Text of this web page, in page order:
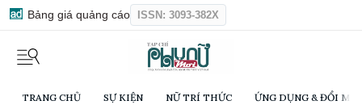
Bảng giá quảng cáo ISSN: 3093-382X
TRANG CHỦ SỰ KIỆN NỮ TRÍ THỨC ỨNG DỤNG & ĐỔI